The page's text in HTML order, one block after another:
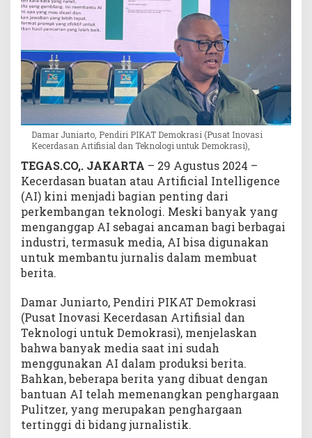
a
m
n
M
e
d
i
a
P
e
r
l
u
M
n
f
t
k
a
n
T
e
k
o
l
Damar Juniarto, Pendiri PIKAT Demokrasi (Pusat Inovasi
Kecerdasan Artifisial dan Teknologi untuk Demokrasi),
TEGAS.CO,. JAKARTA – 29 Agustus 2024 –
Kecerdasan buatan atau Artificial Intelligence
(AI) kini menjadi bagian penting dari
perkembangan teknologi. Meski banyak yang
menganggap AI sebagai ancaman bagi berbagai
industri, termasuk media, AI bisa digunakan
untuk membantu jurnalis dalam membuat
berita.
Damar Juniarto, Pendiri PIKAT Demokrasi
(Pusat Inovasi Kecerdasan Artifisial dan
Teknologi untuk Demokrasi), menjelaskan
bahwa banyak media saat ini sudah
menggunakan AI dalam produksi berita.
Bahkan, beberapa berita yang dibuat dengan
bantuan AI telah memenangkan penghargaan
Pulitzer, yang merupakan penghargaan
tertinggi di bidang jurnalistik.